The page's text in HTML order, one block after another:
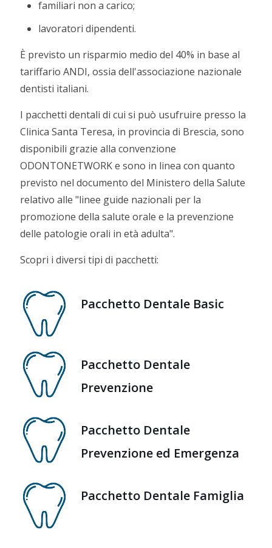
familiari non a carico;
lavoratori dipendenti.
È previsto un risparmio medio del 40% in base al
tariffario ANDI, ossia dell'associazione nazionale
dentisti italiani.
I pacchetti dentali di cui si può usufruire presso la
Clinica Santa Teresa, in provincia di Brescia, sono
disponibili grazie alla convenzione
ODONTONETWORK e sono in linea con quanto
previsto nel documento del Ministero della Salute
relativo alle "linee guide nazionali per la
promozione della salute orale e la prevenzione
delle patologie orali in età adulta".
Scopri i diversi tipi di pacchetti:
Pacchetto Dentale Basic
Pacchetto Dentale
Prevenzione
Pacchetto Dentale
Prevenzione ed Emergenza
Pacchetto Dentale Famiglia